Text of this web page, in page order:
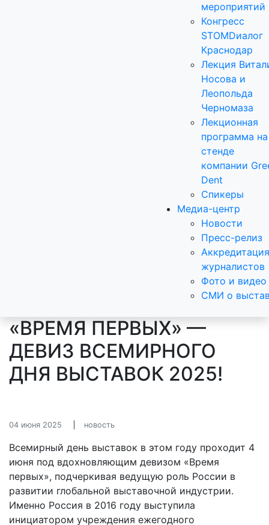
мероприятий
Конгресс
STOMDиалог
Краснодар
Лекция
Носова и
Леопольда
Черномаза
Лекционная
программа на
стенде
компании
Dent
Спикеры
Медиа-центр
Новости
Пресс-релиз
Аккредитация
журналистов
Фото и видео
СМИ о
«ВРЕМЯ ПЕРВЫХ» —
ДЕВИЗ ВСЕМИРНОГО
ДНЯ ВЫСТАВОК 2025!
04 июня 2025 новость
Всемирный день выставок в этом году проходит 4
июня под вдохновляющим девизом «Время
первых», подчеркивая ведущую роль России в
развитии глобальной выставочной индустрии.
Именно Россия в 2016 году выступила
инициатором учреждения ежегодного